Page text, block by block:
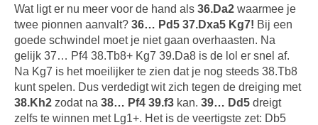
Wat ligt er nu meer voor de hand als 36.Da2 waarmee je
twee pionnen aanvalt? 36… Pd5 37.Dxa5 Kg7! Bij een
goede schwindel moet je niet gaan overhaasten. Na
gelijk 37… Pf4 38.Tb8+ Kg7 39.Da8 is de lol er snel af.
Na Kg7 is het moeilijker te zien dat je nog steeds 38.Tb8
kunt spelen. Dus verdedigt wit zich tegen de dreiging met
38.Kh2 zodat na 38… Pf4 39.f3 kan. 39… Dd5 dreigt
zelfs te winnen met Lg1+. Het is de veertigste zet: Db5